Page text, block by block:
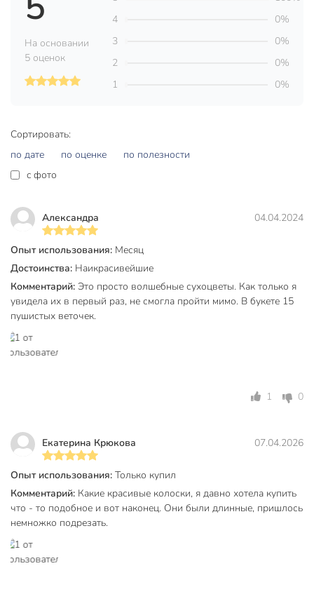
декоративный Сухоцветы, 60 см, бежевый, Y6-
10399/A300074» и другие товары в нашем интернет-
магазине в Астрахани по низким ценам и с бесплатным
самовывозом.
Техническая информация
Страна производства
Материал
Тип
Размещение
Назначение
для офиса
в гостиную
колониальный
Вид цветка
Модель
Сухоцветы
Вес в упаковке
Габариты упаковки
Сортировать:
по дате
по оценке
по полезности
c фото
Александра 04.04.2024
Опыт использования: Месяц
Достоинства: Наикрасивейшие
Комментарий: Это просто волшебные сухоцветы. Как только я
увидела их в первый раз, не смогла пройти мимо. В букете 15
пушистых веточек.
1 0
Екатерина Крюкова 07.04.2026
Опыт использования: Только купил
Комментарий: Какие красивые колоски, я давно хотела купить
что - то подобное и вот наконец. Они были длинные, пришлось
немножко подрезать.
На основании
5 оценок
4
0%
3
0%
2
0%
1
0%